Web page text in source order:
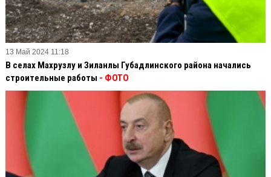
13 Май 2024 11:18
В селах Махрузлу и Зиланлы Губадлинского района начались
строительные работы - ФОТО